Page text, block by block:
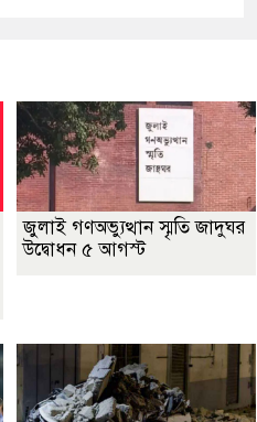
জুলাই গণঅভ্যুত্থান স্মৃতি জাদুঘর
উদ্বোধন ৫ আগস্ট